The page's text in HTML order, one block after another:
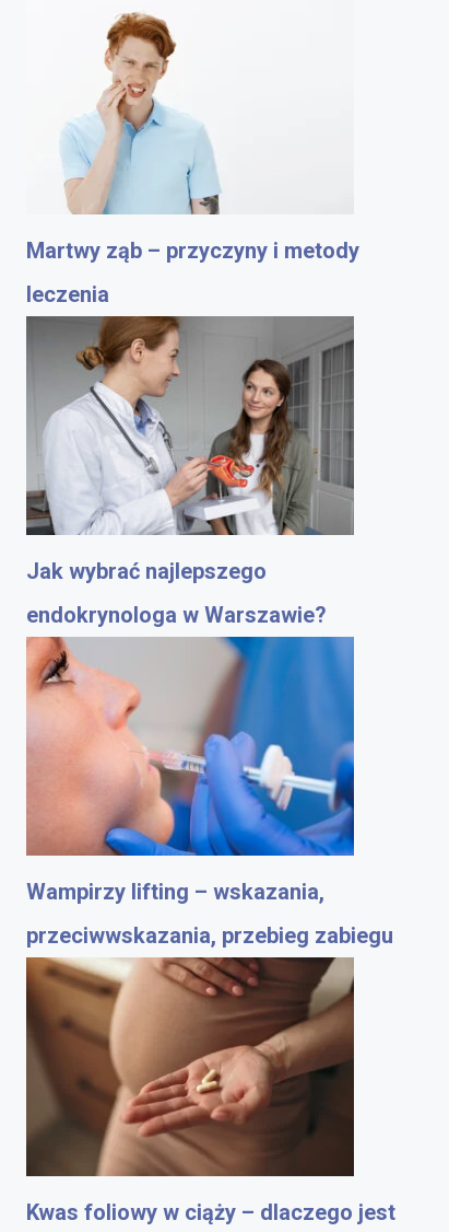
Martwy ząb – przyczyny i metody
leczenia
Jak wybrać najlepszego
endokrynologa w Warszawie?
Wampirzy lifting – wskazania,
przeciwwskazania, przebieg zabiegu
Kwas foliowy w ciąży – dlaczego jest